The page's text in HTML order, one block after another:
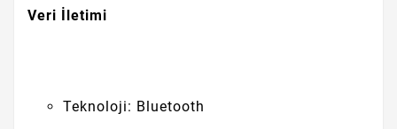
Veri İletimi
Teknoloji: Bluetooth